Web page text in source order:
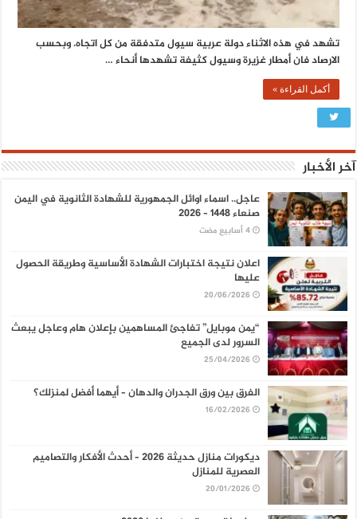
تشهد في هذه الاثناء دولة عربية سيول متدفقة من كل اتجاه. وبحسب
الارصاد فان ‏أمطار غزيرة وسيول كثيفة تشهدها أنحاء …
أكمل القراءة »
آخر الأخبار
عاجل.. اسماء اوائل الجمهورية للشهادة الثانوية في اليمن
صنعاء 1448 – 2026
اعلان نتيجة اختبارات الشهادة الأساسية وطريقة الحصول
عليها
20/06/2026
“يمن موبايل” تفاجئ المساهمين بإعلان هام وعاجل يبعث
السرور لدى الجميع
25/04/2026
الفرق بين ورق الجدران والدهان – أيهما أفضل لمنزلك؟
16/02/2026
ديكورات منازل حديثة 2026 – أحدث الأفكار والتصاميم
العصرية للمنازل
20/01/2026